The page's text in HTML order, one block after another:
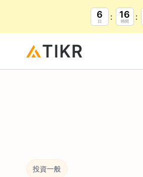
6
日
16
時間
投資一般